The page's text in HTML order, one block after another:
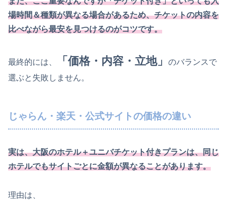
場時間＆種類が異なる場合があるため、チケットの内容を
比べながら最安を見つけるのがコツです。
最終的には、 「価格・内容・立地」
のバランスで
選ぶと失敗しません。
じゃらん・楽天・公式サイトの価格の違い
実は、大阪のホテル＋ユニバチケット付きプランは、同じ
ホテルでもサイトごとに金額が異なることがあります。
理由は、